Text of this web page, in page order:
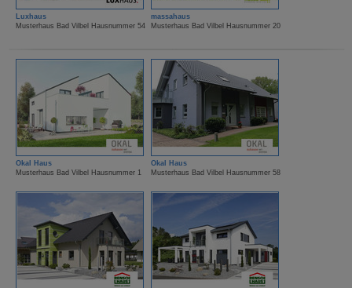
Luxhaus
Musterhaus Bad Vilbel Hausnummer 54
massahaus
Musterhaus Bad Vilbel Hausnummer 20
Okal Haus
Musterhaus Bad Vilbel Hausnummer 1
Okal Haus
Musterhaus Bad Vilbel Hausnummer 58